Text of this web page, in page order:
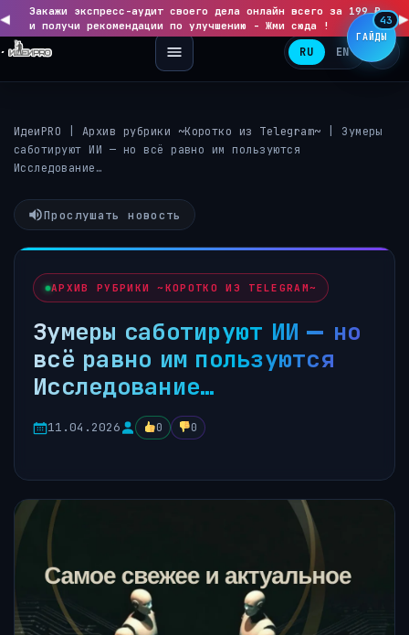
◀
Закажи экспресс-аудит своего дела онлайн всего за 199 ₽
и получи рекомендации по улучшению - Жми сюда !
▶
RU EN
ИдеиPRO Архив рубрики ~Коротко из Telegram~
Зумеры
саботируют ИИ — но всё равно им пользуются
Исследование…
Прослушать новость
АРХИВ РУБРИКИ ~КОРОТКО ИЗ TELEGRAM~
Зумеры саботируют ИИ — но
всё равно им пользуются
Исследование…
11.04.2026 0 0
ГАЙДЫ
43